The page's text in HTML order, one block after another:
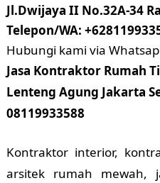
Jl.Dwijaya II No.32A-34
Telepon/WA:
Hubungi kami via
Jasa Kontraktor Rumah
Lenteng Agung Jakarta
08119933588
Kontraktor interior,
arsitek rumah mewah,